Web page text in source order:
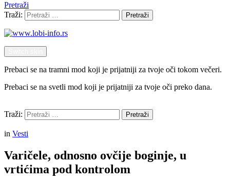
Pretraži
Traži:
Pretraži
Prebaci se na tramni mod koji je prijatniji za tvoje oči tokom večeri.
Prebaci se na svetli mod koji je prijatniji za tvoje oči preko dana.
Traži:
Pretraži
in Vesti
Varičele, odnosno ovčije boginje, u
vrtićima pod kontrolom